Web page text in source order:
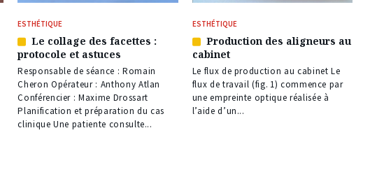
ESTHÉTIQUE
Article
réservé
à
nos
abonnés
Le collage des facettes :
protocole et astuces
Responsable de séance : Romain
Cheron Opérateur : Anthony Atlan
Conférencier : Maxime Drossart
Planification et préparation du cas
clinique Une patiente consulte...
ESTHÉTIQUE
Article
réservé
à
nos
abonnés
Production des aligneurs au
cabinet
Le flux de production au cabinet Le
flux de travail (fig. 1) commence par
une empreinte optique réalisée à
l’aide d’un...